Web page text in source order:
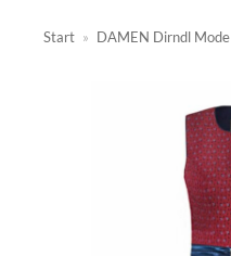
Start » DAMEN Dirndl Mode